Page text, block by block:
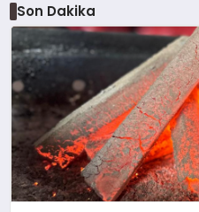
Son Dakika